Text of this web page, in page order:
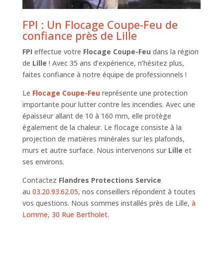
FPI : Un Flocage Coupe-Feu de
confiance près de Lille
FPI effectue votre Flocage Coupe-Feu dans la région
de Lille ! Avec 35 ans d’expérience, n’hésitez plus,
faites confiance à notre équipe de professionnels !
Le Flocage Coupe-Feureprésente une protection
importante pour lutter contre les incendies. Avec une
épaisseur allant de 10 à 160 mm, elle protège
également de la chaleur. Le flocage consiste à la
projection de matières minérales sur les plafonds,
murs et autre surface. Nous intervenons sur Lille et
ses environs.
Contactez Flandres Protections Service
au 03.20.93.62.05, nos conseillers répondent à toutes
vos questions. Nous sommes installés près de Lille, à
Lomme, 30 Rue Bertholet.